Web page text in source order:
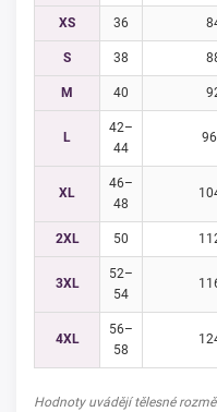
XS 36
S 38
M 40
L
42–
44
XL
46–
48
2XL 50
3XL
52–
54
4XL
56–
58
Hodnoty uvádějí tělesné